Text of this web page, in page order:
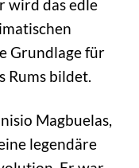
wird das edle
Grundlage für
Rums bildet.
Magbuelas,
legendäre